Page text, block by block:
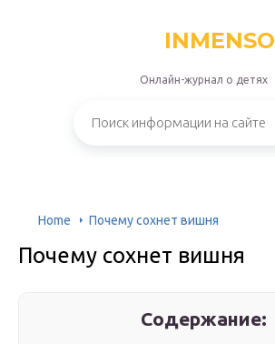
INMENSO
Онлайн-журнал о детях
Home Почему сохнет вишня
Почему сохнет вишня
Содержание: